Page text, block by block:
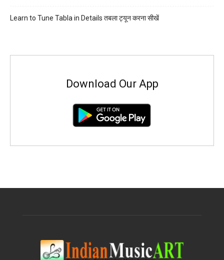
Learn to Tune Tabla in Details तबला ट्यून करना सीखें
Download Our App